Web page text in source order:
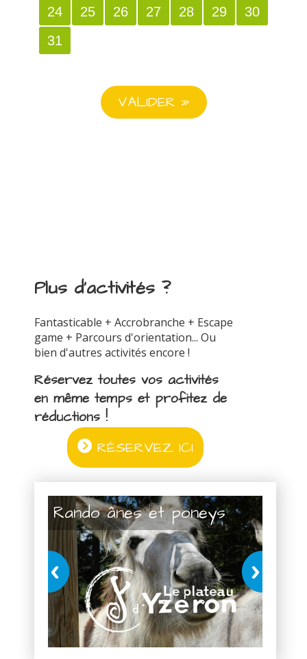
24
25 26 27 28 29
30
31
Plus d'activités ?
Fantasticable + Accrobranche + Escape
game + Parcours d'orientation... Ou
bien d'autres activités encore !
Réservez toutes vos activités
en même temps et profitez de
réductions !
RÉSERVEZ ICI
Rando ânes et poneys